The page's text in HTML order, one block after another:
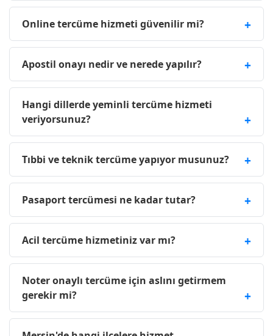
Online tercüme hizmeti güvenilir mi?
Apostil onayı nedir ve nerede yapılır?
Hangi dillerde yeminli tercüme hizmeti
veriyorsunuz?
Tıbbi ve teknik tercüme yapıyor musunuz?
Pasaport tercümesi ne kadar tutar?
Acil tercüme hizmetiniz var mı?
Noter onaylı tercüme için aslını getirmem
gerekir mi?